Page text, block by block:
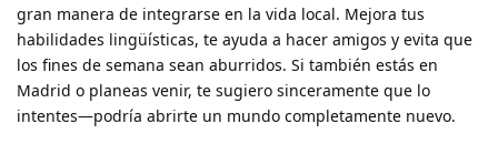
gran manera de integrarse en la vida local. Mejora tus
habilidades lingüísticas, te ayuda a hacer amigos y evita que
los fines de semana sean aburridos. Si también estás en
Madrid o planeas venir, te sugiero sinceramente que lo
intentes—podría abrirte un mundo completamente nuevo.